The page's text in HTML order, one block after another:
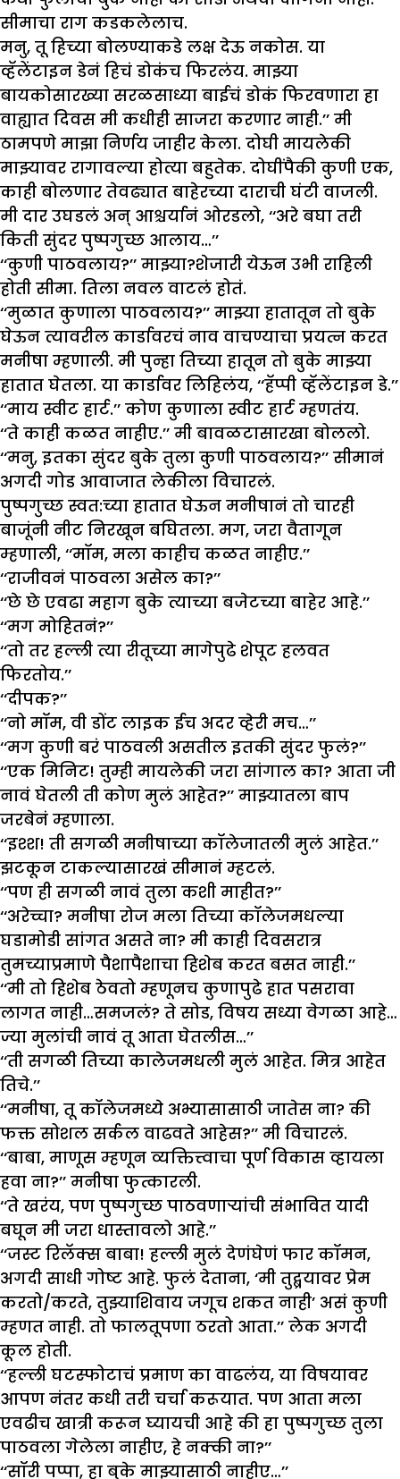
सीमाचा राग कडकलेलाच.
मनु, तू हिच्या बोलण्याकडे लक्ष देऊ नकोस. या
व्हॅलेंटाइन डेनं हिचं डोकंच फिरलंय. माझ्या
बायकोसारख्या सरळसाध्या बाईचं डोकं फिरवणारा हा
वाह्यात दिवस मी कधीही साजरा करणार नाही.’’ मी
ठामपणे माझा निर्णय जाहीर केला. दोघी मायलेकी
माझ्यावर रागावल्या होत्या बहुतेक. दोघींपैकी कुणी एक,
काही बोलणार तेवढ्यात बाहेरच्या दाराची घंटी वाजली.
मी दार उघडलं अन् आश्चर्यानं ओरडलो, ‘‘अरे बघा तरी
किती सुंदर पुष्पगुच्छ आलाय…’’
‘‘कुणी पाठवलाय?’’ माझ्या?शेजारी येऊन उभी राहिली
होती सीमा. तिला नवल वाटलं होतं.
‘‘मुळात कुणाला पाठवलाय?’’ माझ्या हातातून तो बुके
घेऊन त्यावरील कार्डावरचं नाव वाचण्याचा प्रयत्न करत
मनीषा म्हणाली. मी पुन्हा तिच्या हातून तो बुके माझ्या
हातात घेतला. या कार्डावर लिहिलंय, ‘‘हॅप्पी व्हॅलेंटाइन डे.’’
‘‘माय स्वीट हार्ट.’’ कोण कुणाला स्वीट हार्ट म्हणतंय.
‘‘ते काही कळत नाहीए.’’ मी बावळटासारखा बोललो.
‘‘मनु, इतका सुंदर बुके तुला कुणी पाठवलाय?’’ सीमानं
अगदी गोड आवाजात लेकीला विचारलं.
पुष्पगुच्छ स्वत:च्या हातात घेऊन मनीषानं तो चारही
बाजूंनी नीट निरखून बघितला. मग, जरा वैतागून
म्हणाली, ‘‘मॉम, मला काहीच कळत नाहीए.’’
‘‘राजीवनं पाठवला असेल का?’’
‘‘छे छे एवढा महाग बुके त्याच्या बजेटच्या बाहेर आहे.’’
‘‘मग मोहितनं?’’
‘‘तो तर हल्ली त्या रीतूच्या मागेपुढे शेपूट हलवत
फिरतोय.’’
‘‘दीपक?’’
‘‘नो मॉम, वी डोंट लाइक ईच अदर व्हेरी मच…’’
‘‘मग कुणी बरं पाठवली असतील इतकी सुंदर फुलं?’’
‘‘एक मिनिट! तुम्ही मायलेकी जरा सांगाल का? आता जी
नावं घेतली ती कोण मुलं आहेत?’’ माझ्यातला बाप
जरबेनं म्हणाला.
‘‘इश्श! ती सगळी मनीषाच्या कॉलेजातली मुलं आहेत.’’
झटकून टाकल्यासारखं सीमानं म्हटलं.
‘‘पण ही सगळी नावं तुला कशी माहीत?’’
‘‘अरेच्चा? मनीषा रोज मला तिच्या कॉलेजमधल्या
घडामोडी सांगत असते ना? मी काही दिवसरात्र
तुमच्याप्रमाणे पैशापैशाचा हिशेब करत बसत नाही.’’
‘‘मी तो हिशेब ठेवतो म्हणूनच कुणापुढे हात पसरावा
लागत नाही…समजलं? ते सोड, विषय सध्या वेगळा आहे…
ज्या मुलांची नावं तू आता घेतलीस…’’
‘‘ती सगळी तिच्या कालेजमधली मुलं आहेत. मित्र आहेत
तिचे.’’
‘‘मनीषा, तू कॉलेजमध्ये अभ्यासासाठी जातेस ना? की
फक्त सोशल सर्कल वाढवते आहेस?’’ मी विचारलं.
‘‘बाबा, माणूस म्हणून व्यक्तित्त्वाचा पूर्ण विकास व्हायला
हवा ना?’’ मनीषा फुत्कारली.
‘‘ते खरंय, पण पुष्पगुच्छ पाठवणाऱ्यांची संभावित यादी
बघून मी जरा धास्तावलो आहे.’’
‘‘जस्ट रिलॅक्स बाबा! हल्ली मुलं देणंघेणं फार कॉमन,
अगदी साधी गोष्ट आहे. फुलं देताना, ‘मी तुद्ब्रयावर प्रेम
करतो/करते, तुझ्याशिवाय जगूच शकत नाही’ असं कुणी
म्हणत नाही. तो फालतूपणा ठरतो आता.’’ लेक अगदी
कूल होती.
‘‘हल्ली घटस्फोटाचं प्रमाण का वाढलंय, या विषयावर
आपण नंतर कधी तरी चर्चा करूयात. पण आता मला
एवढीच खात्री करून घ्यायची आहे की हा पुष्पगुच्छ तुला
पाठवला गेलेला नाहीए, हे नक्की ना?’’
‘‘सॉरी पप्पा, हा बुके माझ्यासाठी नाहीए…’’